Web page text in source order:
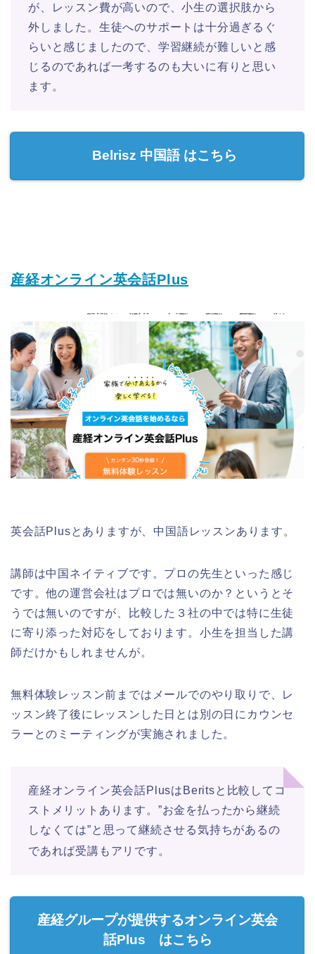
が、レッスン費が高いので、小生の選択肢から
外しました。生徒へのサポートは十分過ぎるぐ
らいと感じましたので、学習継続が難しいと感
じるのであれば一考するのも大いに有りと思い
ます。
Belrisz 中国語 はこちら
産経オンライン英会話Plus
英会話Plusとありますが、中国語レッスンあります。
講師は中国ネイティブです。プロの先生といった感じ
です。他の運営会社はプロでは無いのか？というとそ
うでは無いのですが、比較した３社の中では特に生徒
に寄り添った対応をしております。小生を担当した講
師だけかもしれませんが。
無料体験レッスン前まではメールでのやり取りで、レ
ッスン終了後にレッスンした日とは別の日にカウンセ
ラーとのミーティングが実施されました。
産経オンライン英会話PlusはBeritsと比較してコ
ストメリットあります。”お金を払ったから継続
しなくては”と思って継続させる気持ちがあるの
であれば受講もアリです。
産経グループが提供するオンライン英会
話Plus はこちら